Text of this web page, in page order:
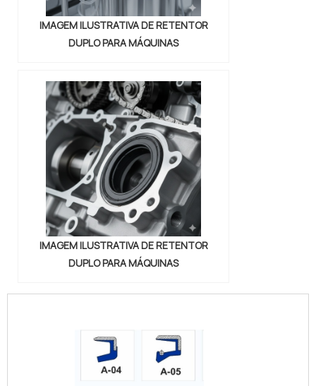
IMAGEM ILUSTRATIVA DE RETENTOR
DUPLO PARA MÁQUINAS
IMAGEM ILUSTRATIVA DE RETENTOR
DUPLO PARA MÁQUINAS